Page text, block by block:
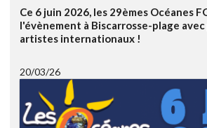
Ce 6 juin 2026, les 29èmes Océanes
l'évènement à Biscarrosse-plage avec
artistes internationaux !
20/03/26